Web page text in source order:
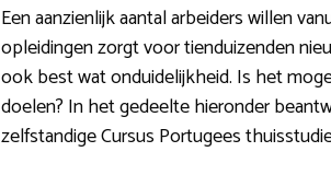
Een aanzienlijk aantal arbeiders willen
opleidingen zorgt voor tienduizenden
ook best wat onduidelijkheid. Is het
doelen? In het gedeelte hieronder
zelfstandige Cursus Portugees